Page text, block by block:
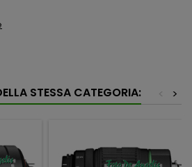
STESSA CATEGORIA: >
<